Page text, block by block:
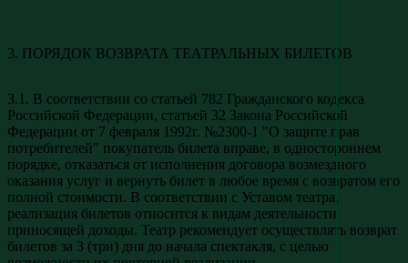
3. ПОРЯДОК ВОЗВРАТА ТЕАТРАЛЬНЫХ БИЛЕТОВ
3.1. В соответствии со статьей 782 Гражданского кодекса
Российской Федерации, статьей 32 Закона Российской
Федерации от 7 февраля 1992г. №2300-1 "О защите прав
потребителей" покупатель билета вправе, в одностороннем
порядке, отказаться от исполнения договора возмездного
оказания услуг и вернуть билет в любое время с возвратом его
полной стоимости. В соответствии с Уставом театра,
реализация билетов относится к видам деятельности
приносящей доходы. Театр рекомендует осуществлять возврат
билетов за 3 (три) дня до начала спектакля, с целью